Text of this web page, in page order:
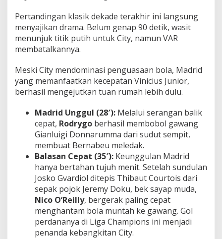
Pertandingan klasik dekade terakhir ini langsung
menyajikan drama. Belum genap 90 detik, wasit
menunjuk titik putih untuk City, namun VAR
membatalkannya.
Meski City mendominasi penguasaan bola, Madrid
yang memanfaatkan kecepatan Vinicius Junior,
berhasil mengejutkan tuan rumah lebih dulu.
Madrid Unggul (28′): Melalui serangan balik
cepat, Rodrygo berhasil membobol gawang
Gianluigi Donnarumma dari sudut sempit,
membuat Bernabeu meledak.
Balasan Cepat (35′): Keunggulan Madrid
hanya bertahan tujuh menit. Setelah sundulan
Josko Gvardiol ditepis Thibaut Courtois dari
sepak pojok Jeremy Doku, bek sayap muda,
Nico O’Reilly, bergerak paling cepat
menghantam bola muntah ke gawang. Gol
perdananya di Liga Champions ini menjadi
penanda kebangkitan City.